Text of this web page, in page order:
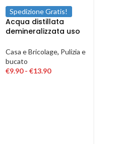
Spedizione Gratis!
Acqua distillata
demineralizzata uso
industriale ferro da
stiro 2 5 LT
Casa e Bricolage, Pulizia e
bucato
€9.90 - €13.90